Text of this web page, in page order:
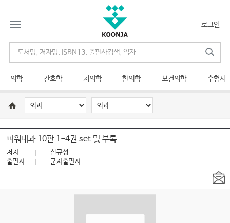
로그인
의학 간호학 치의학 한의학 보건의학 수험서
파워내과 10판 1-4권 set 및 부록
저자
신규성
출판사
군자출판사